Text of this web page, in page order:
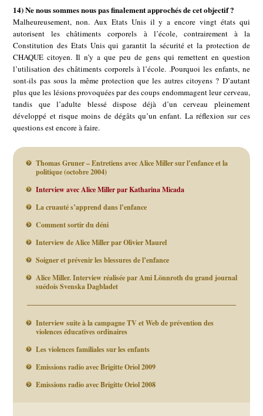
14) Ne nous sommes nous pas finalement approchés de cet objectif ?
Malheureusement, non. Aux Etats Unis il y a encore vingt états qui
autorisent les châtiments corporels à l’école, contrairement à la
Constitution des Etats Unis qui garantit la sécurité et la protection de
CHAQUE citoyen. Il n’y a que peu de gens qui remettent en question
l’utilisation des châtiments corporels à l’école. .Pourquoi les enfants, ne
sont-ils pas sous la même protection que les autres citoyens ? D’autant
plus que les lésions provoquées par des coups endommagent leur cerveau,
tandis que l’adulte blessé dispose déjà d’un cerveau pleinement
développé et risque moins de dégâts qu’un enfant. La réflexion sur ces
questions est encore à faire.
Thomas Gruner – Entretiens avec Alice Miller sur l’enfance et la
politique (octobre 2004)
Interview avec Alice Miller par Katharina Micada
La cruauté s’apprend dans l’enfance
Comment sortir du déni
Interview de Alice Miller par Olivier Maurel
Soigner et prévenir les blessures de l’enfance
Alice Miller. Interview réalisée par Ami Lönnroth du grand journal
suédois Svenska Dagbladet
Interview suite à la campagne TV et Web de prévention des
violences éducatives ordinaires
Les violences familiales sur les enfants
Emissions radio avec Brigitte Oriol 2009
Emissions radio avec Brigitte Oriol 2008